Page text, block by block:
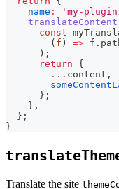
name : 'my-
translateContent
const
( f ) => f .
) ;
return
{
... content ,
} ;
} ,
} ;
}
Translate the site